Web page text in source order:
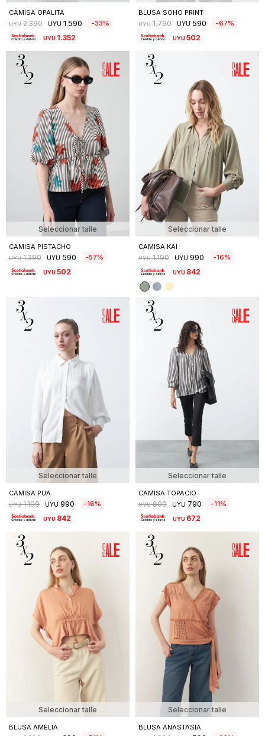
CAMISA OPALITA
UYU 2.390 UYU 1.590 33
UYU 1.352
BLUSA SOHO PRINT
UYU 1.790 UYU 590 67
UYU502
Seleccionar talle
CAMISA PISTACHO
UYU 1.390 UYU 590 57
UYU502
Seleccionar talle
CAMISA KAI
UYU 1.190 UYU 990 16
UYU 842
Seleccionar talle
CAMISA PUA
UYU 1.190 UYU 990 16
UYU 842
Seleccionar talle
CAMISA TOPACIO
UYU 890 UYU 790 11
UYU 672
Seleccionar talle
BLUSA AMELIA
Seleccionar talle
BLUSA ANASTASIA